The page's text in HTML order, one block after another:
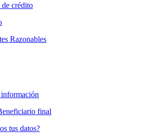
de crédito
Razonables
información
final
tus datos?